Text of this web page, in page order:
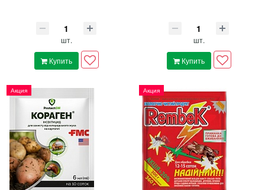
шт.
Купить
шт.
Купить
Акция Акция